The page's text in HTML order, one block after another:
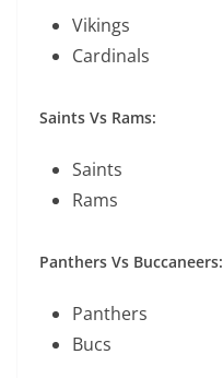
Vikings
Cardinals
Saints Vs Rams:
Saints
Rams
Panthers Vs Buccaneers:
Panthers
Bucs